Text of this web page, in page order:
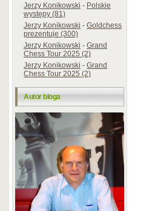
Jerzy Konikowski-Polskie
występy (81)
Jerzy Konikowski-Goldchess
prezentuje (300)
Jerzy Konikowski-Grand
Chess Tour 2025 (2)
Jerzy Konikowski-Grand
Chess Tour 2025 (2)
Autor bloga